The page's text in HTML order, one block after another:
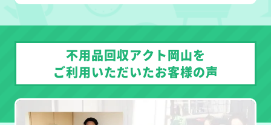
不用品回収アクト岡山を
ご利用いただいたお客様の声